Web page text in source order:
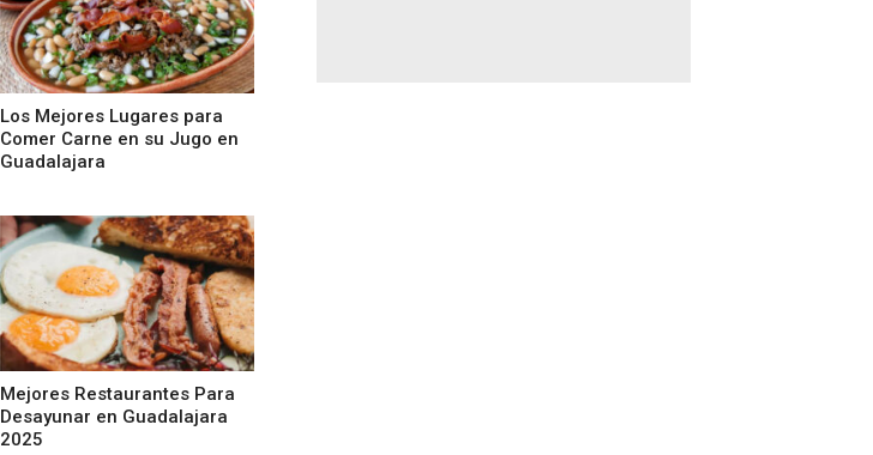
Los Mejores Lugares para
Comer Carne en su Jugo en
Guadalajara
Mejores Restaurantes Para
Desayunar en Guadalajara
2025